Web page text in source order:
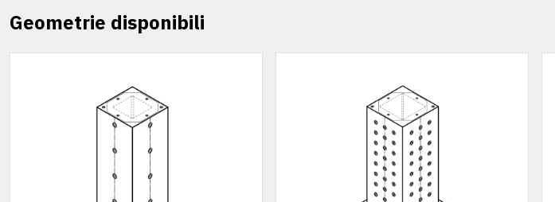
Geometrie disponibili